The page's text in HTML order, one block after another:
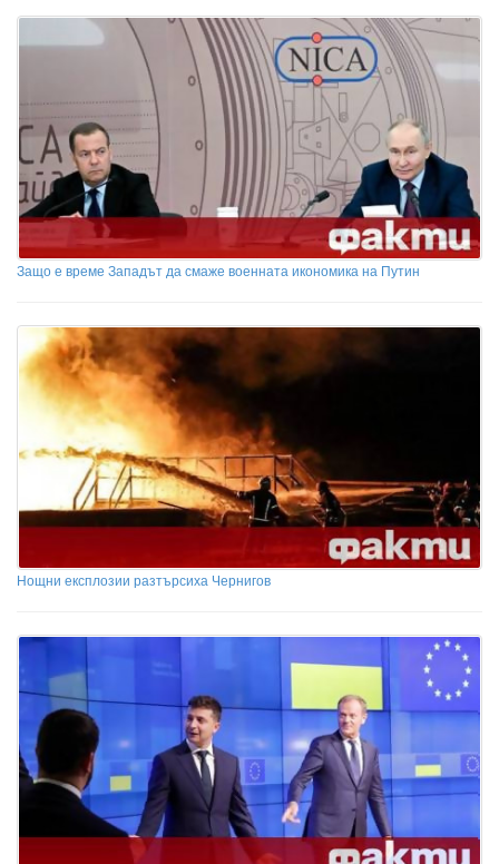
Защо е време Западът да смаже военната икономика на Путин
Нощни експлозии разтърсиха Чернигов